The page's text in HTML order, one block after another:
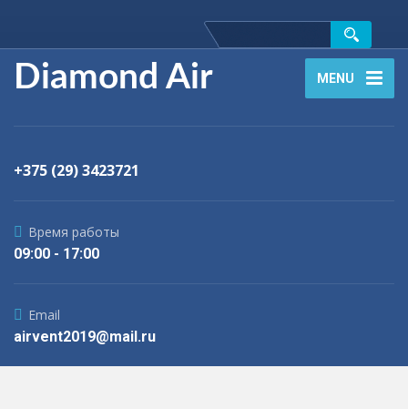
Diamond Air MENU
+375 (29) 3423721
Время работы
09:00 - 17:00
Email
airvent2019@mail.ru